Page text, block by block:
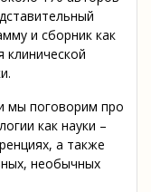
и сборник как
клинической
мы поговорим про
как науки –
а также
необычных